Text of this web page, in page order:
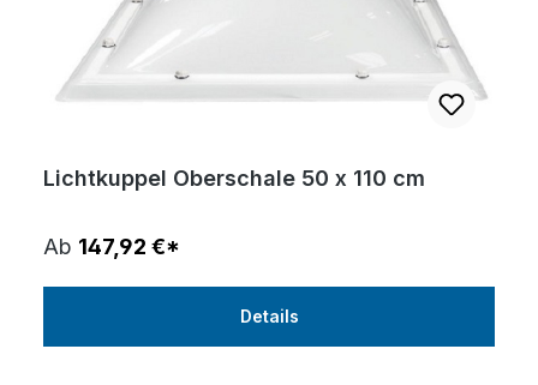
Lichtkuppel Oberschale 50 x 110 cm
Ab 147,92 €*
Details